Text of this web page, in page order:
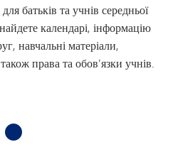
батьків та учнів середньої
календарі, інформацію
навчальні матеріали,
права та обов’язки учнів.